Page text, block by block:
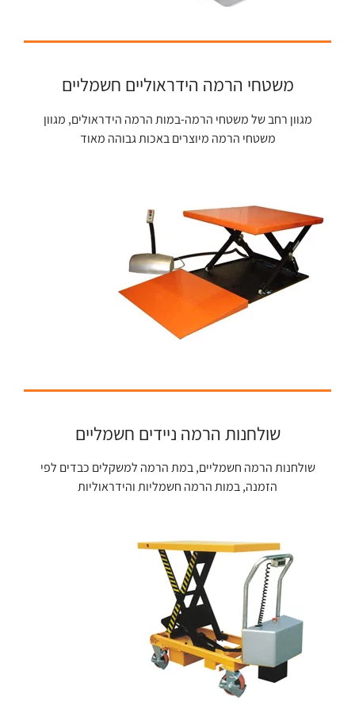
משטחי הרמה הידראוליים חשמליים
מגוון רחב של משטחי הרמה-במות הרמה הידראולים, מגוון
משטחי הרמה מיוצרים באכות גבוהה מאוד
שולחנות הרמה ניידים חשמליים
שולחנות הרמה חשמליים, במת הרמה למשקלים כבדים לפי
הזמנה, במות הרמה חשמליות והידראוליות